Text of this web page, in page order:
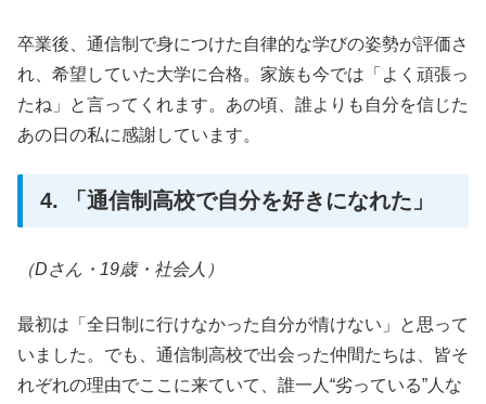
卒業後、通信制で身につけた自律的な学びの姿勢が評価さ
れ、希望していた大学に合格。家族も今では「よく頑張っ
たね」と言ってくれます。あの頃、誰よりも自分を信じた
あの日の私に感謝しています。
4. 「通信制高校で自分を好きになれた」
（Dさん・19歳・社会人）
最初は「全日制に行けなかった自分が情けない」と思って
いました。でも、通信制高校で出会った仲間たちは、皆そ
れぞれの理由でここに来ていて、誰一人“劣っている”人な